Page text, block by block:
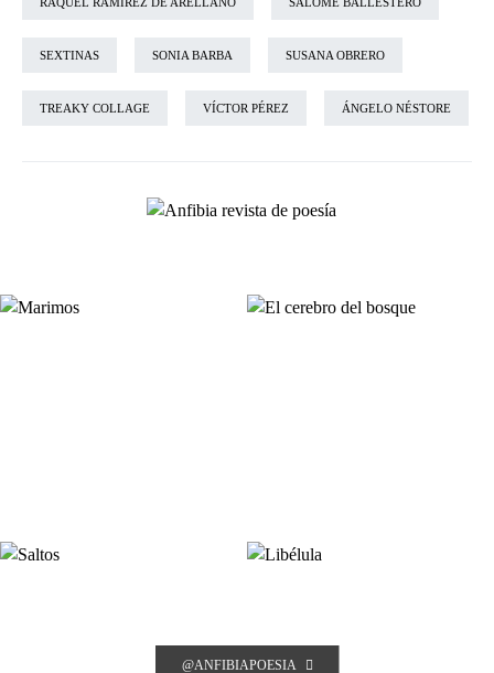
SEXTINAS SONIA BARBA SUSANA OBRERO
TREAKY COLLAGE VÍCTOR PÉREZ ÁNGELO NÉSTORE
@ANFIBIAPOESIA